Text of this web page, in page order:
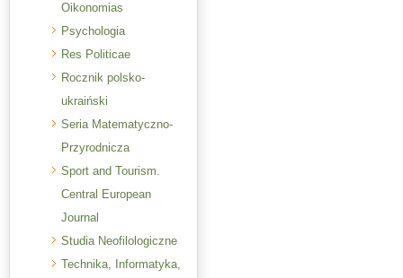
Oikonomias
Psychologia
Res Politicae
Rocznik polsko-
ukraiński
Seria Matematyczno-
Przyrodnicza
Sport and Tourism.
Central European
Journal
Studia Neofilologiczne
Technika, Informatyka,